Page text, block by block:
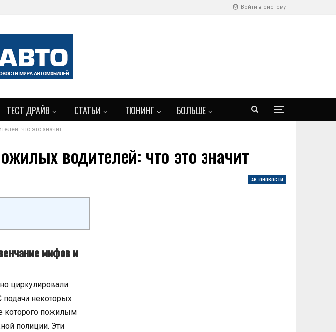
Войти в систему
ТЕСТ ДРАЙВ СТАТЬИ ТЮНИНГ БОЛЬШЕ
что это значит
водителей: что это значит
АВТОНОВОСТИ
мифов и
циркулировали
подачи некоторых
которого пожилым
полиции. Эти